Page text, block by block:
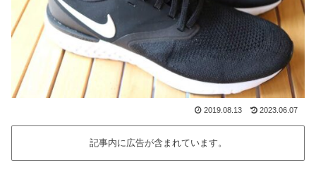
2019.08.13 2023.06.07
記事内に広告が含まれています。